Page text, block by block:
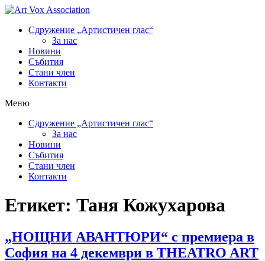
Сдружение „Артистичен глас“
За нас
Новини
Събития
Стани член
Контакти
Меню
Сдружение „Артистичен глас“
За нас
Новини
Събития
Стани член
Контакти
Етикет: Таня Кожухарова
„НОЩНИ АВАНТЮРИ“ с премиера в
София на 4 декември в THEATRO ART